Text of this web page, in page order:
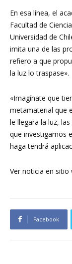
En esa línea, el
Facultad de
Universidad de
imita una de las
refiero a que
la luz lo traspase».
«Imagínate que
metamaterial que
le llegara la luz,
que investigamos
haga tendrá
Ver noticia en sitio
Facebook